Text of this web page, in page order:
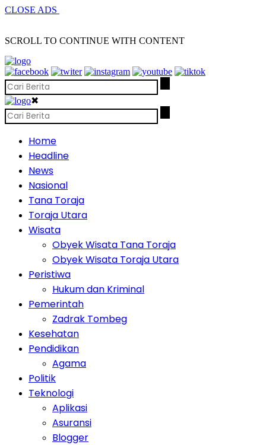
CLOSE ADS
SCROLL TO CONTINUE WITH CONTENT
✖
Home
Headline
News
Nasional
Tana Toraja
Toraja Utara
Wisata
Obyek Wisata Tana Toraja
Obyek Wisata Toraja Utara
Peristiwa
Hukum dan Kriminal
Pemerintah
Zadrak Tombeg
Kesehatan
Pendidikan
Agama
Politik
Teknologi
Aplikasi
Asuransi
Blogger